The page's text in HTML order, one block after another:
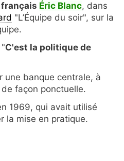
Éric Blanc, dans
"L’Équipe du soir", sur la
C'est la politique de
une banque centrale, à
façon ponctuelle.
1969, qui avait utilisé
la mise en pratique.